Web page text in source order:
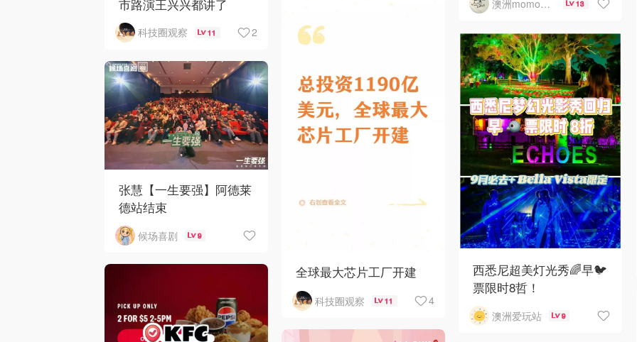
市路演王兴兴都讲了
科技圈观察 11 2
澳洲momo爱吃 13
全球最大芯片工厂开建
科技圈观察 11 4
西悉尼超美灯光秀🌈早🐦
票限时8哲！
澳洲爱玩站 9
张慧【一生要强】阿德莱
德站结束
候场喜剧 9